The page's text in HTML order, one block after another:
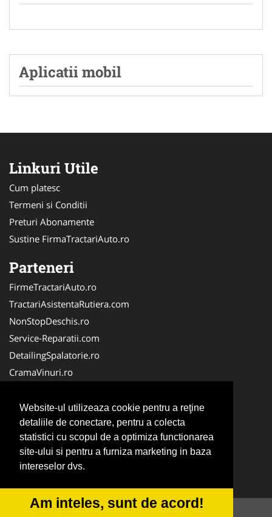
Website-ul utilizeaza cookie pentru a reţine
detaliile de conectare, pentru a colecta
statistici cu scopul de a optimiza functionarea
site-ului si pentru a furniza marketing in baza
intereselor dvs.
Am inteles, sunt de acord!
Aplicatii mobil
Linkuri Utile
Cum platesc
Termeni si Conditii
Preturi Abonamente
Sustine FirmaTractariAuto.ro
Parteneri
FirmeTractariAuto.ro
TractariAsistentaRutiera.com
NonStopDeschis.ro
Service-Reparatii.com
DetailingSpalatorie.ro
CramaVinuri.ro
FirmaPieseAuto.ro
Anvelope-Sh.com
CentruInchirieri.ro
CuratareHota.com